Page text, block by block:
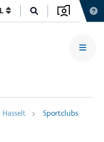
Hasselt
Sportclubs